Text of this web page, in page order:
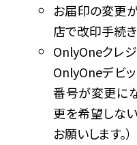
お届印の変更
店で改印手続き
OnlyOneクレジ
OnlyOneデビ
番号が変更に
更を希望しな
お願いします。）